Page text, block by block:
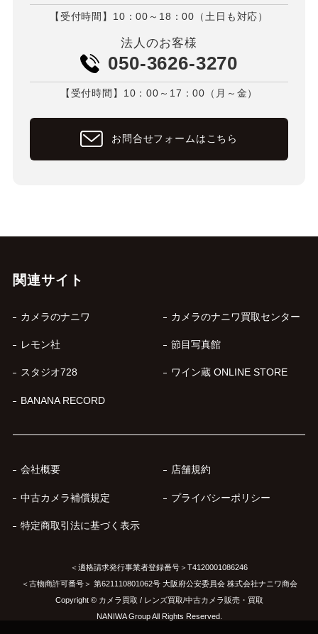
【受付時間】10：00～18：00（土日も対応）
法人のお客様
050-3626-3270
【受付時間】10：00～17：00（月～金）
お問合せフォームはこちら
関連サイト
カメラのナニワ カメラのナニワ買取センター
レモン社 節目写真館
スタジオ728 ワイン蔵 ONLINE STORE
BANANA RECORD
会社概要 店舗規約
中古カメラ補償規定 プライバシーポリシー
特定商取引法に基づく表示
＜適格請求発行事業者登録番号＞T4120001086246
＜古物商許可番号＞ 第621110801062号 大阪府公安委員会 株式会社ナニワ商会
Copyright © カメラ買取 / レンズ買取/中古カメラ販売・買取
NANIWA Group All Rights Reserved.